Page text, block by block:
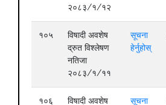
२०८३/१/१२
१०५
विषादी अवशेष
द्रुत विश्लेषण
नतिजा
२०८३/१/११
सूचना
हेर्नुहोस्
१०६
विषादी अवशेष
सूचना